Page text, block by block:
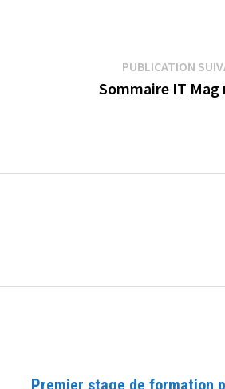
PUBLICATION
Sommaire IT Mag
Premier stage de formation